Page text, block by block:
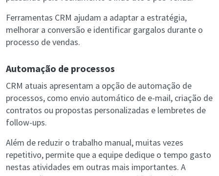
Ferramentas CRM ajudam a adaptar a estratégia,
melhorar a conversão e identificar gargalos durante o
processo de vendas.
Automação de processos
CRM atuais apresentam a opção de automação de
processos, como envio automático de e-mail, criação de
contratos ou propostas personalizadas e lembretes de
follow-ups.
Além de reduzir o trabalho manual, muitas vezes
repetitivo, permite que a equipe dedique o tempo gasto
nestas atividades em outras mais importantes. A